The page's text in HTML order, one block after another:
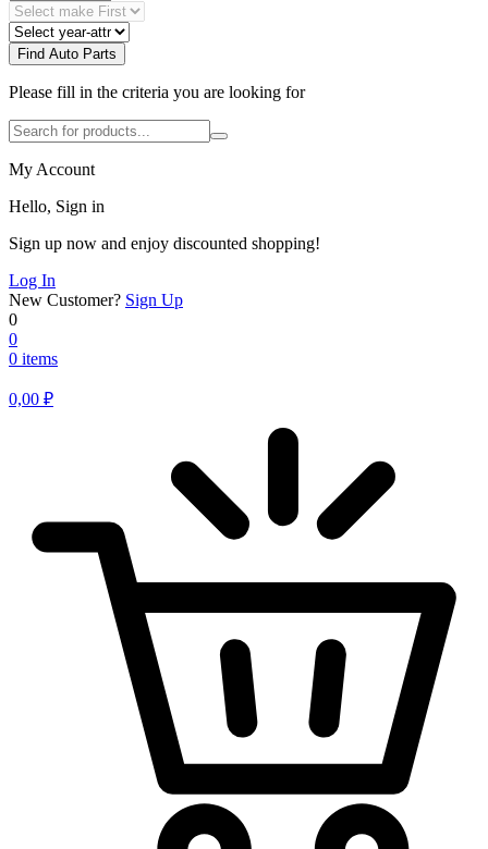
Find Auto Parts
Please fill in the criteria you are looking for
My Account
Hello, Sign in
Sign up now and enjoy discounted shopping!
Log In
New Customer? Sign Up
0
0
0 items
0,00 ₽